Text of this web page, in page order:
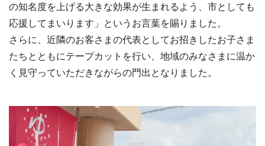
の知名度を上げる大きな効果が生まれるよう、市としても
応援してまいります」というお言葉を賜りました。
さらに、近隣のお客さまの代表としてお招きしたお子さま
たちとともにテープカットを行い、地域のみなさまに温か
く見守っていただきながらの門出となりました。